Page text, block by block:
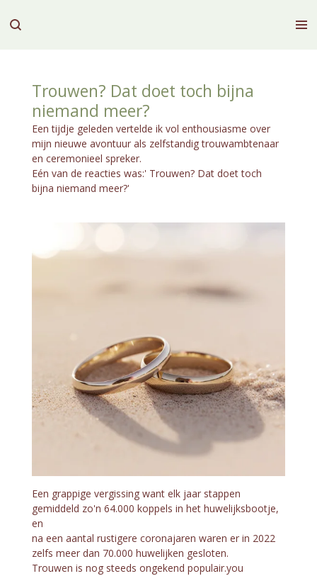
direct
Trouwen? Dat doet toch bijna
niemand meer?
Een tijdje geleden vertelde ik vol enthousiasme over
mijn nieuwe avontuur als zelfstandig trouwambtenaar
en ceremonieel spreker.
Eén van de reacties was:' Trouwen? Dat doet toch
bijna niemand meer?'
Een grappige vergissing want elk jaar stappen
gemiddeld zo'n 64.000 koppels in het huwelijksbootje,
en
na een aantal rustigere coronajaren waren er in 2022
zelfs meer dan 70.000 huwelijken gesloten.
Trouwen is nog steeds ongekend populair.you